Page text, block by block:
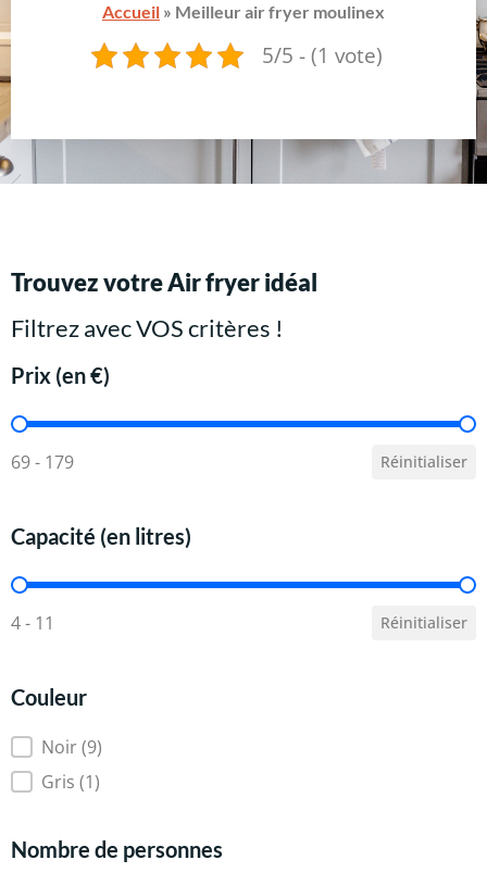
Accueil » Meilleur air fryer moulinex
5/5 - (1 vote)
Trouvez votre Air fryer idéal
Filtrez avec VOS critères !
Prix (en €)
Prix (en €)
69 - 179 Réinitialiser
Capacité (en litres)
Capacité (en litres)
4 - 11 Réinitialiser
Couleur
Couleur
Noir(9)
Gris (1)
Nombre de personnes